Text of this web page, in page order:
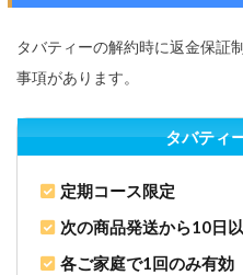
タバティーの解約時に返金保証
事項があります。
タバティ
定期コース限定
次の商品発送から10日
各ご家庭で1回のみ有効